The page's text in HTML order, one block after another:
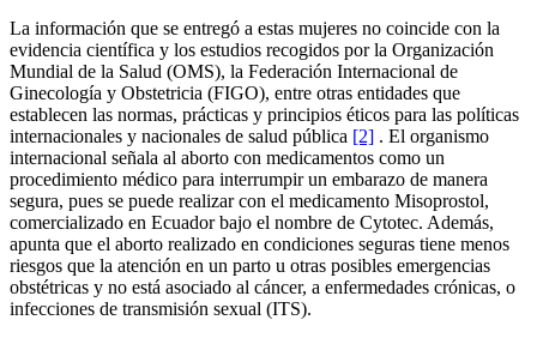
La información que se entregó a estas mujeres no coincide con la
evidencia científica y los estudios recogidos por la Organización
Mundial de la Salud (OMS), la Federación Internacional de
Ginecología y Obstetricia (FIGO), entre otras entidades que
establecen las normas, prácticas y principios éticos para las políticas
internacionales y nacionales de salud pública [2] . El organismo
internacional señala al aborto con medicamentos como un
procedimiento médico para interrumpir un embarazo de manera
segura, pues se puede realizar con el medicamento Misoprostol,
comercializado en Ecuador bajo el nombre de Cytotec. Además,
apunta que el aborto realizado en condiciones seguras tiene menos
riesgos que la atención en un parto u otras posibles emergencias
obstétricas y no está asociado al cáncer, a enfermedades crónicas, o
infecciones de transmisión sexual (ITS).